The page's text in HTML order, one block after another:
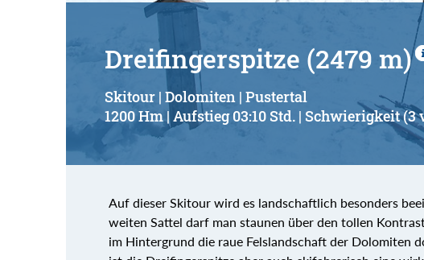
Dreifingerspitze (2479 m)
Skitour | Dolomiten | Pustertal
1200 Hm | Aufstieg 03:10 Std. | Schwierigkeit (3
Auf dieser Skitour wird es landschaftlich besonders
weiten Sattel darf man staunen über den tollen
im Hintergrund die raue Felslandschaft der Dolomiten